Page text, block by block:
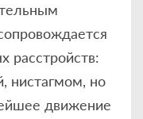
расстройств:
нистагмом, но
движение